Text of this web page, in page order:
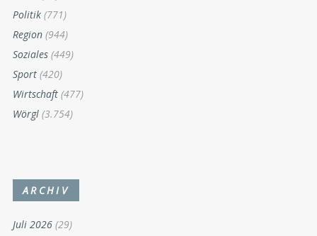
Politik (771)
Region (944)
Soziales (449)
Sport (420)
Wirtschaft (477)
Wörgl (3.754)
ARCHIV
Juli 2026 (29)